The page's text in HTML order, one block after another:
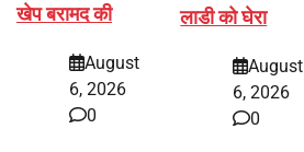
खेप बरामद की
August
6, 2026
0
लाडी को घेरा
August
6, 2026
0